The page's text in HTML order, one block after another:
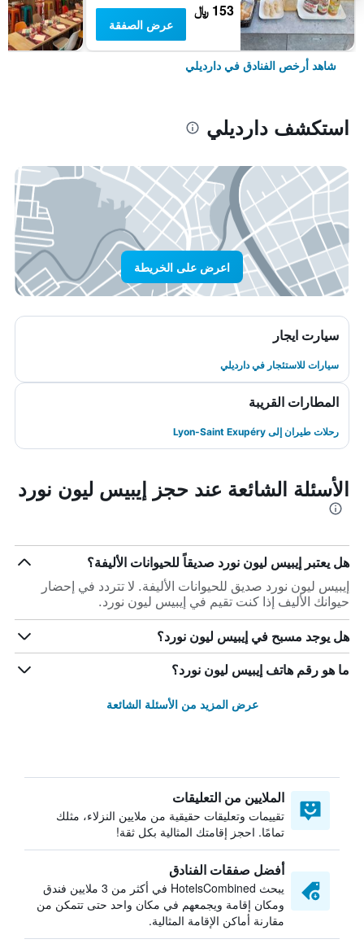
153 ﷼
عرض الصفقة
شاهد أرخص الفنادق في دارديلي
استكشف دارديلي
اعرض على الخريطة
سيارت ايجار
سيارات للاستئجار في دارديلي
المطارات القريبة
رحلات طيران إلى Lyon-Saint Exupéry
الأسئلة الشائعة عند حجز إيبيس ليون نورد
هل يعتبر إيبيس ليون نورد صديقاً للحيوانات الأليفة؟
إيبيس ليون نورد صديق للحيوانات الأليفة. لا تتردد في إحضار
حيوانك الأليف إذا كنت تقيم في إيبيس ليون نورد.
هل يوجد مسبح في إيبيس ليون نورد؟
ما هو رقم هاتف إيبيس ليون نورد؟
عرض المزيد من الأسئلة الشائعة
الملايين من التعليقات
تقييمات وتعليقات حقيقية من ملايين النزلاء، مثلك
تمامًا. احجز إقامتك المثالية بكل ثقة!
أفضل صفقات الفنادق
يبحث HotelsCombined في أكثر من 3 ملايين فندق
ومكان إقامة ويجمعهم في مكان واحد حتى تتمكن من
مقارنة أماكن الإقامة المثالية.